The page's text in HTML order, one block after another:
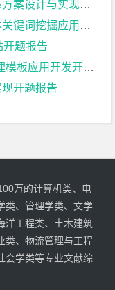
计与实现开题报告
应用技术开题报告
开题报告
应用开发开题报告
开题报告
万的计算机类、电
类、管理学类、文学
洋工程类、土木建筑
类、物流管理与工程
会学类等专业文献综